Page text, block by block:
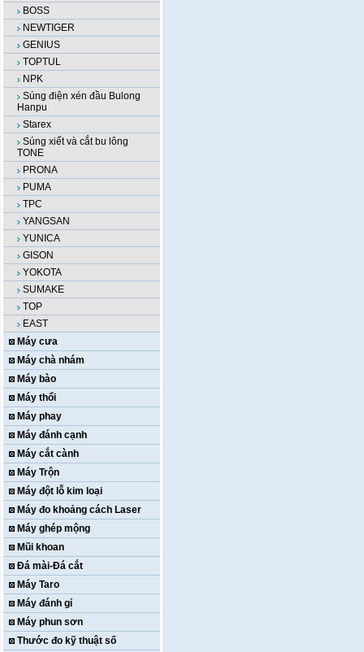
BOSS
NEWTIGER
GENIUS
TOPTUL
NPK
Súng điện xén đầu Bulong
Hanpu
Starex
Súng xiết và cắt bu lông
TONE
PRONA
PUMA
TPC
YANGSAN
YUNICA
GISON
YOKOTA
SUMAKE
TOP
EAST
Máy cưa
Máy chà nhám
Máy bào
Máy thổi
Máy phay
Máy đánh cạnh
Máy cắt cành
Máy Trộn
Máy đột lỗ kim loại
Máy đo khoảng cách Laser
Máy ghép mộng
Mũi khoan
Đá mài-Đá cắt
Máy Taro
Máy đánh gỉ
Máy phun sơn
Thước đo kỹ thuật số